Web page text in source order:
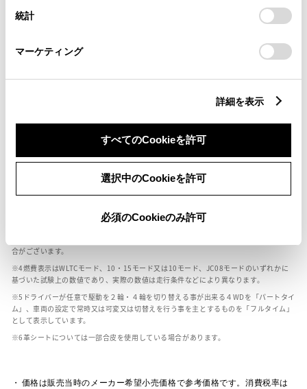
設定の変更、同意を撤回したりするにあたっては、当社の
「Cookie（クッキー）情報の取り扱いについて
」をご覧くだ
統計
マーケティング
詳細を表示
すべてのCookieを許可
選択中のCookieを許可
必須のCookieのみ許可
車の種類、仕様により数値が複数ある場合とサスペンション形式などにより、ホイ
ールベースが左右で数値が異なる場合がございます。
エンジン仕様により、×2の表記がしてある場合がございます。（ロータリーエンジ
合がございます。
燃費表示はWLTCモード、10・15モード又は10モード、JC08モードのいずれかに
基づいた試験上の数値であり、実際の数値は走行条件などにより異なります。
ドライバーが任意で駆動を２輪・４輪を切り替える事が出来る４WDを「パートタイ
ム」、車両の設定で常時又は可変又は切替えを行う事を主とするものを「フルタイム」
として表示しています。
革シートについては一部合皮を使用している場合があります。
価格は販売当時のメーカー希望小売価格で参考価格です。消費税率は